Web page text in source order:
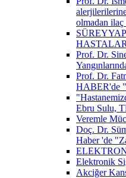
olmadan ilaç
Prof. Dr.
Prof. Dr.
HABER'de
Ebru Sulu,
Veremle
Doç. Dr.
Haber 'de
Elektronik
Akciğer